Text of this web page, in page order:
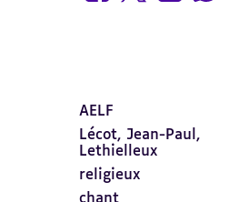
AELF
Lécot, Jean-Paul,
Lethielleux
religieux
chant